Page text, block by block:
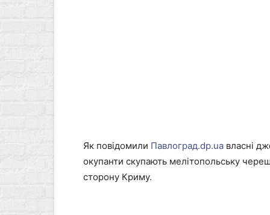
Як повідомили Павлоград.dp.ua власні
окупанти скупають мелітопольську
сторону Криму.